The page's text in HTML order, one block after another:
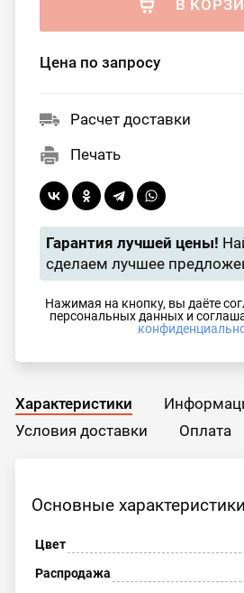
В
Цена по запросу
Расчет доставки
Печать
Гарантия лучшей цены!
сделаем лучшее
Нажимая на кнопку, вы даёте
персональных данных и
Характеристики
Условия доставки
Оплата
Основные
Цвет
Распродажа